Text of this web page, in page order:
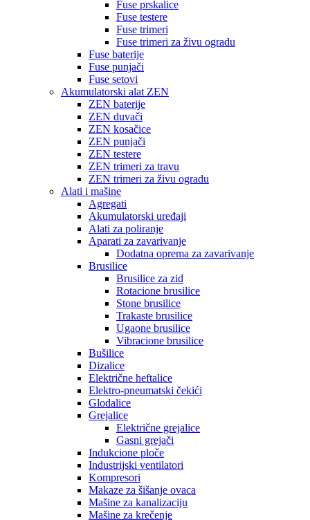
Fuse prskalice
Fuse testere
Fuse trimeri
Fuse trimeri za živu ogradu
Fuse baterije
Fuse punjači
Fuse setovi
Akumulatorski alat ZEN
ZEN baterije
ZEN duvači
ZEN kosačice
ZEN punjači
ZEN testere
ZEN trimeri za travu
ZEN trimeri za živu ogradu
Alati i mašine
Agregati
Akumulatorski uređaji
Alati za poliranje
Aparati za zavarivanje
Dodatna oprema za zavarivanje
Brusilice
Brusilice za zid
Rotacione brusilice
Stone brusilice
Trakaste brusilice
Ugaone brusilice
Vibracione brusilice
Bušilice
Dizalice
Električne heftalice
Elektro-pneumatski čekići
Glodalice
Grejalice
Električne grejalice
Gasni grejači
Indukcione ploče
Industrijski ventilatori
Kompresori
Makaze za šišanje ovaca
Mašine za kanalizaciju
Mašine za krečenje